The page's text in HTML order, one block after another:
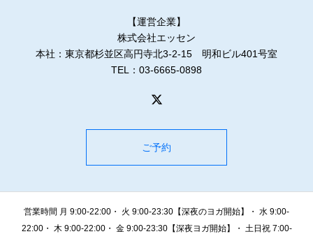
【運営企業】
株式会社エッセン
本社：東京都杉並区高円寺北3-2-15 明和ビル401号室
TEL：03-6665-0898
ご予約
営業時間 月 9:00-22:00・ 火 9:00-23:30【深夜のヨガ開始】・ 水 9:00-
22:00・ 木 9:00-22:00・ 金 9:00-23:30【深夜ヨガ開始】・ 土日祝 7:00-